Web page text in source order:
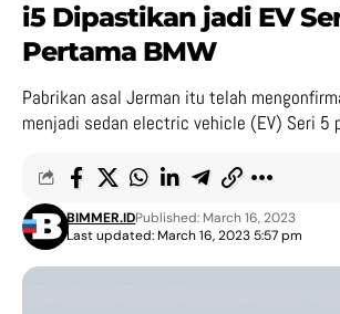
i5 Dipastikan jadi EV
Pertama BMW
Pabrikan asal Jerman itu telah
menjadi sedan electric vehicle (EV) Seri 5
Last updated: March 16, 2023 5:57 pm
BIMMER.IDPublished: March 16, 2023